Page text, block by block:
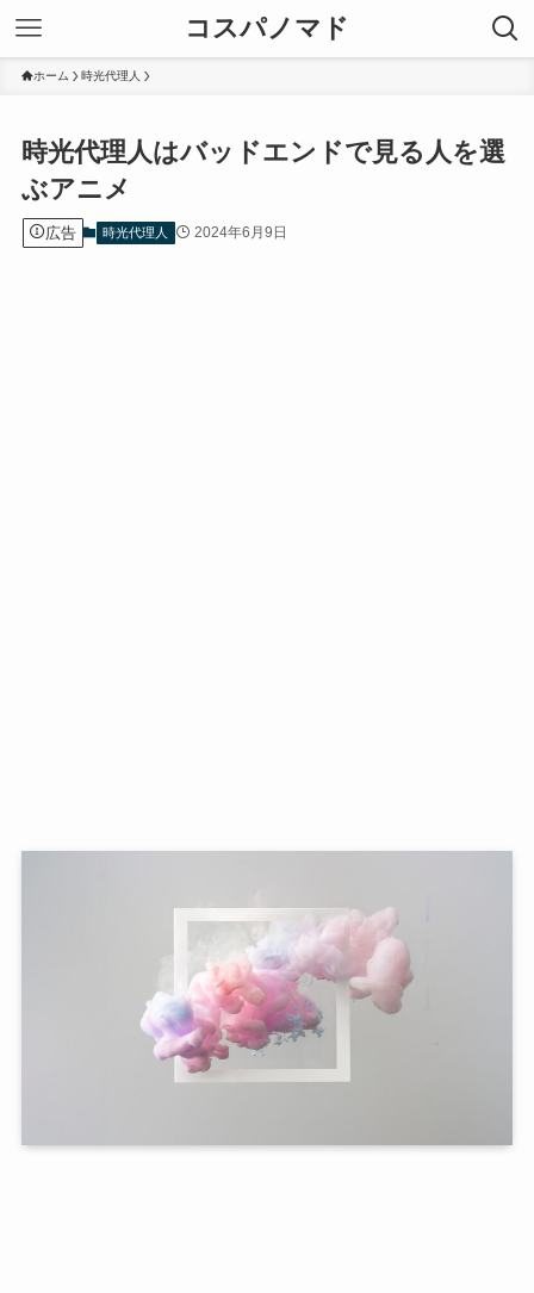
コスパノマド
ホーム 時光代理人
時光代理人はバッドエンドで見る人を選
ぶアニメ
広告 時光代理人 2024年6月9日